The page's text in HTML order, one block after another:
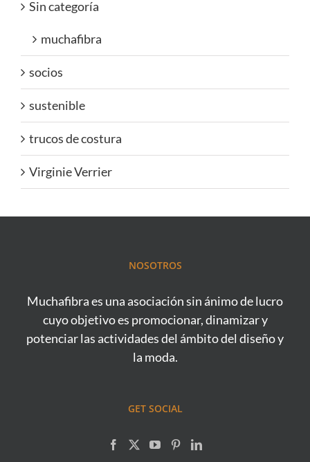
Sin categoría
muchafibra
socios
sustenible
trucos de costura
Virginie Verrier
NOSOTROS
Muchafibra es una asociación sin ánimo de lucro
cuyo objetivo es promocionar, dinamizar y
potenciar las actividades del ámbito del diseño y
la moda.
GET SOCIAL